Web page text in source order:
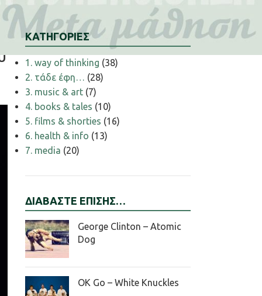
ΚΑΤΗΓΟΡΙΕΣ
1. way of thinking (38)
2. τάδε έφη… (28)
3. music & art(7)
4. books & tales (10)
5. films & shorties (16)
6. health & info (13)
7. media (20)
ΔΙΑΒΑΣΤΕ ΕΠΙΣΗΣ…
George Clinton – Atomic
Dog
OK Go – White Knuckles